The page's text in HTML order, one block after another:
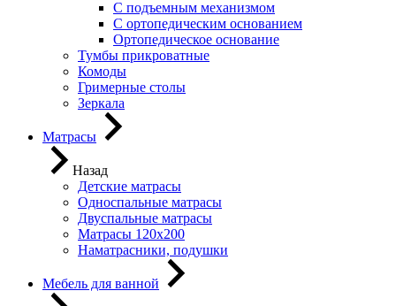
С подъемным механизмом
С ортопедическим основанием
Ортопедическое основание
Тумбы прикроватные
Комоды
Гримерные столы
Зеркала
Матрасы
Назад
Детские матрасы
Односпальные матрасы
Двуспальные матрасы
Матрасы 120х200
Наматрасники, подушки
Мебель для ванной